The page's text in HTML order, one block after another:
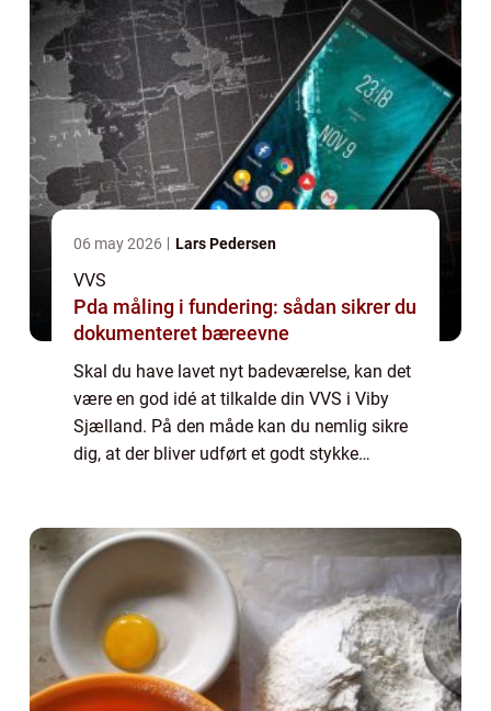
06 may 2026 Lars Pedersen
VVS
Pda måling i fundering: sådan sikrer du
dokumenteret bæreevne
Skal du have lavet nyt badeværelse, kan det
være en god idé at tilkalde din VVS i Viby
Sjælland. På den måde kan du nemlig sikre
dig, at der bliver udført et godt stykke